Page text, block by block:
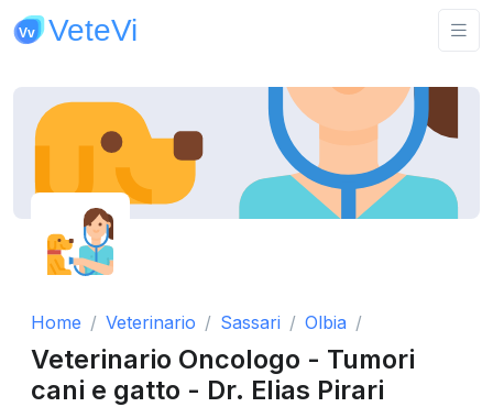
Home Veterinario Sassari Olbia
Veterinario Oncologo - Tumori
cani e gatto - Dr. Elias Pirari